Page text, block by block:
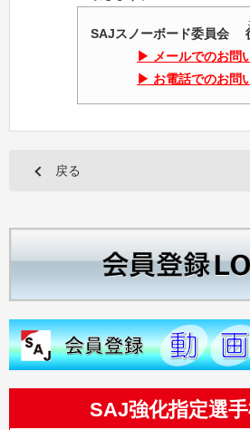
SAJスノーボード委員会
メールでのお問
お電話でのお問
戻る
SAJ強化指定選手